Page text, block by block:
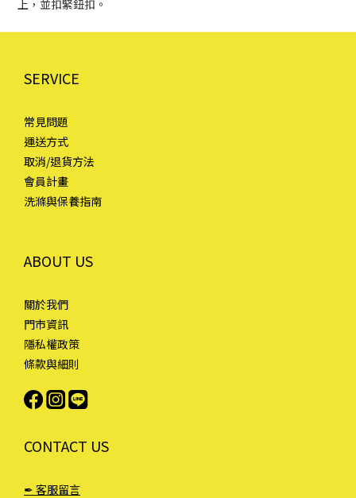
上，並扣緊鈕扣。
SERVICE
常見問題
運送方式
取消/退貨方法
會員計畫
洗滌與保養指南
ABOUT US
關於我們
門市資訊
隱私權政策
條款與細則
CONTACT US
✒ 客服留言